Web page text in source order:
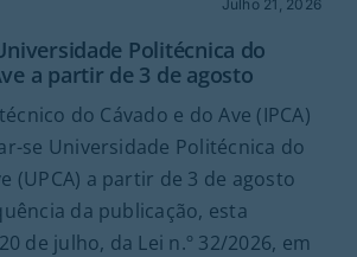
Julho 21, 2026
Politécnica do
a partir de 3 de agosto
do Cávado e do Ave (IPCA)
se Universidade Politécnica do
(UPCA) a partir de 3 de agosto
da publicação, esta
de julho, da Lei n.º 32/2026, em